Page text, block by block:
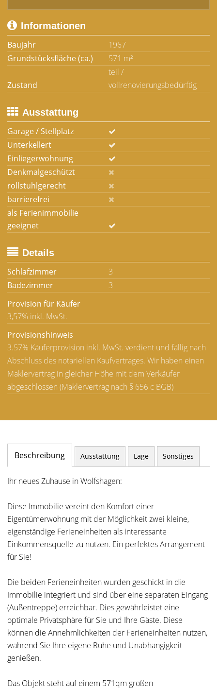
Informationen
Baujahr
1967
Grundstücksfläche (ca.)
571 m²
Zustand
teil /
vollrenovierungsbedürftig
Ausstattung
Garage / Stellplatz
Unterkellert
Einliegerwohnung
Denkmalgeschützt
rollstuhlgerecht
barrierefrei
als Ferienimmobilie
geeignet
Details
Schlafzimmer
3
Badezimmer
3
Provision für Käufer
3,57% inkl. MwSt.
Provisionshinweis
3.57% Käuferprovision inkl. MwSt. verdient und fällig nach
Abschluss des notariellen Kaufvertrages. Wir haben einen
Maklervertrag in gleicher Höhe mit dem Verkäufer
abgeschlossen (Maklervertrag nach § 656 c BGB)
Beschreibung Ausstattung Lage Sonstiges
Ihr neues Zuhause in Wolfshagen:
Diese Immobilie vereint den Komfort einer
Eigentümerwohnung mit der Möglichkeit zwei kleine,
eigenständige Ferieneinheiten als interessante
Einkommensquelle zu nutzen. Ein perfektes Arrangement
für Sie!
Die beiden Ferieneinheiten wurden geschickt in die
Immobilie integriert und sind über eine separaten Eingang
(Außentreppe) erreichbar. Dies gewährleistet eine
optimale Privatsphäre für Sie und Ihre Gäste. Diese
können die Annehmlichkeiten der Ferieneinheiten nutzen,
während Sie Ihre eigene Ruhe und Unabhängigkeit
genießen.
Das Objekt steht auf einem 571qm großen